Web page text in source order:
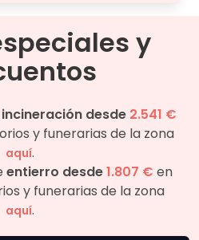
y
incineración desde 2.541 €
y funerarias de la zona
aquí.
entierro desde1.807 € en
y funerarias de la zona
aquí.